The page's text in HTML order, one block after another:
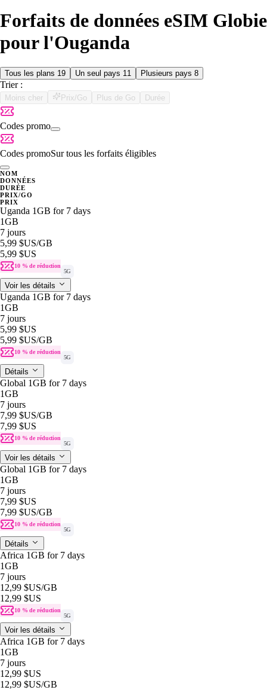
Forfaits de données eSIM Globie
pour l'Ouganda
Tous les plans 19 Un seul pays 11 Plusieurs pays 8
Trier :
Moins cher Prix/Go Plus de Go Durée
Codes promo
Codes promoSur tous les forfaits éligibles
NOM
DONNÉES
DURÉE
PRIX/GO
PRIX
Uganda 1GB for 7 days
1GB
7 jours
5,99 $US/GB
5,99 $US
10 % de réduction
5G
Voir les détails
Uganda 1GB for 7 days
1GB
7 jours
5,99 $US
5,99 $US/GB
10 % de réduction
5G
Détails
Global 1GB for 7 days
1GB
7 jours
7,99 $US/GB
7,99 $US
10 % de réduction
5G
Voir les détails
Global 1GB for 7 days
1GB
7 jours
7,99 $US
7,99 $US/GB
10 % de réduction
5G
Détails
Africa 1GB for 7 days
1GB
7 jours
12,99 $US/GB
12,99 $US
10 % de réduction
5G
Voir les détails
Africa 1GB for 7 days
1GB
7 jours
12,99 $US
12,99 $US/GB